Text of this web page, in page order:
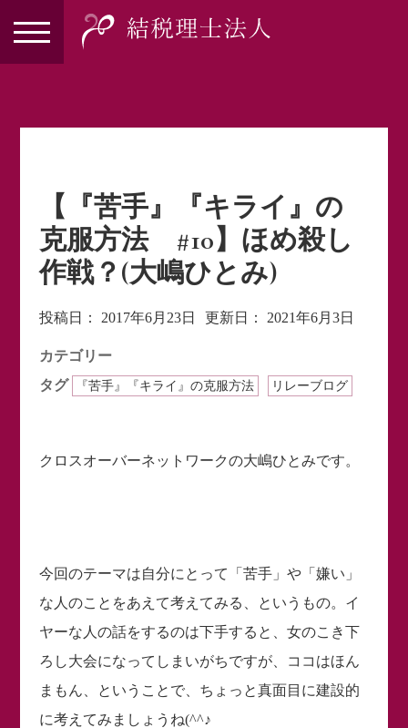
【『苦手』『キライ』の
克服方法 #10】ほめ殺し
作戦？(大嶋ひとみ)
投稿日： 2017年6月23日 更新日： 2021年6月3日
カテゴリー
タグ
『苦手』『キライ』の克服方法 リレーブログ
クロスオーバーネットワークの大嶋ひとみです。
今回のテーマは自分にとって「苦手」や「嫌い」
な人のことをあえて考えてみる、というもの。イ
ヤーな人の話をするのは下手すると、女のこき下
ろし大会になってしまいがちですが、ココはほん
まもん、ということで、ちょっと真面目に建設的
に考えてみましょうね(^^♪